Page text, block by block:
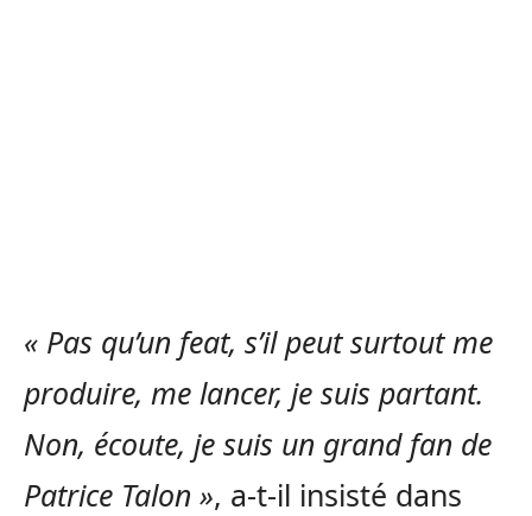
« Pas qu’un feat, s’il peut surtout me
produire, me lancer, je suis partant.
Non, écoute, je suis un grand fan de
Patrice Talon », a-t-il insisté dans